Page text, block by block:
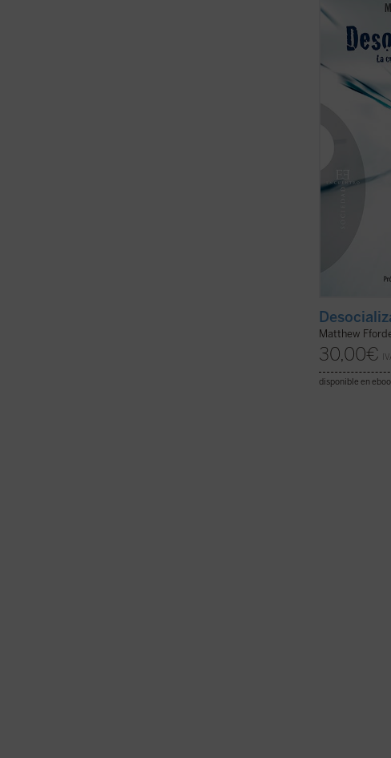
La dinámica
sociedad
vínculos.
analizada
en este
sus
(ver ficha)
Matthew
30,00€
disponible en